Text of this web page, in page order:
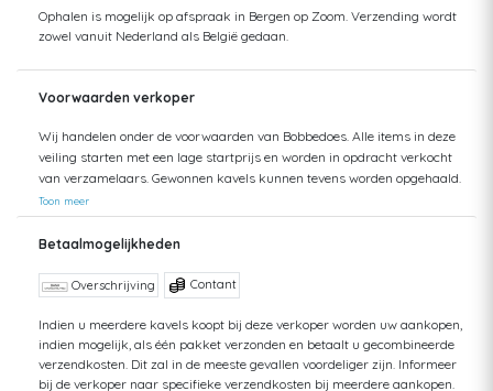
Ophalen is mogelijk op afspraak in Bergen op Zoom. Verzending wordt
zowel vanuit Nederland als België gedaan.
Voorwaarden verkoper
Wij handelen onder de voorwaarden van Bobbedoes. Alle items in deze
veiling starten met een lage startprijs en worden in opdracht verkocht
van verzamelaars. Gewonnen kavels kunnen tevens worden opgehaald.
Uw aankopen worden gecombineerd verzonden om hoge verzendkosten
te kunnen beperken. Zendingen worden gedaan vanuit zowel België als
Nederland. Bij verzending van bedragen hoger dan €75 wordt een
hoger uitvallen dan het getoonde tarief aangezien de uiteindelijke
verkoopprijs niet altijd bekend is. Bij een aangetekende zending bent u
verzekerd tegen schade of verlies van uw zending. Bij een standaard
zending kan ik geen terugbetaling doen van uw aankoop bij verlies of
schade. Voor vragen hierover kunt u altijd contact opnemen. Aankopen
worden, zonder afspraak, maximaal 1 jaar bewaard. Daarna kunt u
Toon meer
Betaalmogelijkheden
Overschrijving Contant
Indien u meerdere kavels koopt bij deze verkoper worden uw aankopen,
indien mogelijk, als één pakket verzonden en betaalt u gecombineerde
verzendkosten. Dit zal in de meeste gevallen voordeliger zijn. Informeer
bij de verkoper naar specifieke verzendkosten bij meerdere aankopen.